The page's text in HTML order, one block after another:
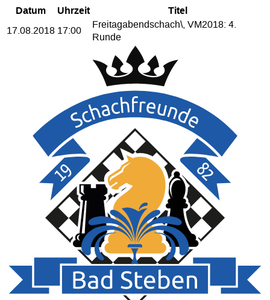
Datum Uhrzeit Titel
17.08.2018 17:00
Freitagabendschach\, VM2018: 4.
Runde